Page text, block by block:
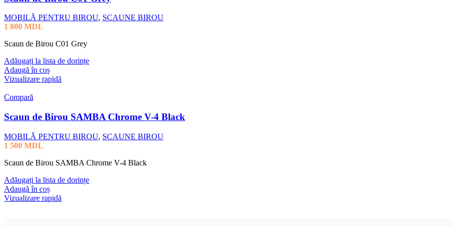
MOBILĂ PENTRU BIROU, SCAUNE BIROU
1 800 MDL
Scaun de Birou C01 Grey
Adăugați la lista de dorințe
Adaugă în coș
Vizualizare rapidă
Compară
Scaun de Birou SAMBA Chrome V-4 Black
MOBILĂ PENTRU BIROU, SCAUNE BIROU
1 500 MDL
Scaun de Birou SAMBA Chrome V-4 Black
Adăugați la lista de dorințe
Adaugă în coș
Vizualizare rapidă